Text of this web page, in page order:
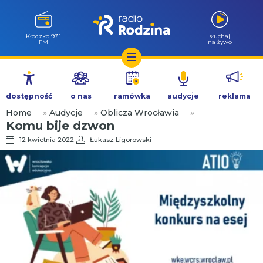
Przejdź
treści
Kłodzko 97.1
FM
słuchaj
na żywo
dostępność o nas ramówka audycje reklama
Home » Audycje » Oblicza Wrocławia »
Komu bije dzwon
12 kwietnia 2022 Łukasz Ligorowski